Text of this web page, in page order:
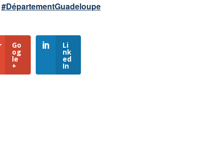
#DépartementGuadeloupe
Go
og
le
+
Li
nk
ed
In